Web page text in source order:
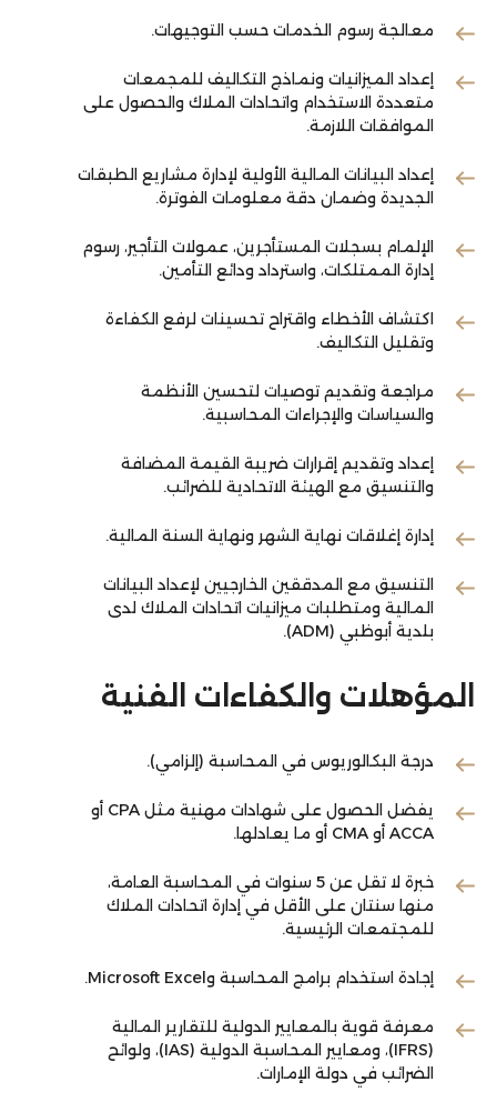
معالجة رسوم الخدمات حسب التوجيهات.
إعداد الميزانيات ونماذج التكاليف للمجمعات
متعددة الاستخدام واتحادات الملاك والحصول على
الموافقات اللازمة.
إعداد البيانات المالية الأولية لإدارة مشاريع الطبقات
الجديدة وضمان دقة معلومات الفوترة.
الإلمام بسجلات المستأجرين، عمولات التأجير، رسوم
إدارة الممتلكات، واسترداد ودائع التأمين.
اكتشاف الأخطاء واقتراح تحسينات لرفع الكفاءة
وتقليل التكاليف.
مراجعة وتقديم توصيات لتحسين الأنظمة
والسياسات والإجراءات المحاسبية.
إعداد وتقديم إقرارات ضريبة القيمة المضافة
والتنسيق مع الهيئة الاتحادية للضرائب.
إدارة إغلاقات نهاية الشهر ونهاية السنة المالية.
التنسيق مع المدققين الخارجيين لإعداد البيانات
المالية ومتطلبات ميزانيات اتحادات الملاك لدى
بلدية أبوظبي (ADM).
المؤهلات والكفاءات الفنية
درجة البكالوريوس في المحاسبة (إلزامي).
يفضل الحصول على شهادات مهنية مثل CPA أو
ACCA أو CMA أو ما يعادلها.
خبرة لا تقل عن 5 سنوات في المحاسبة العامة،
منها سنتان على الأقل في إدارة اتحادات الملاك
للمجتمعات الرئيسية.
إجادة استخدام برامج المحاسبة وMicrosoft Excel.
معرفة قوية بالمعايير الدولية للتقارير المالية
(IFRS)، ومعايير المحاسبة الدولية (IAS)، ولوائح
الضرائب في دولة الإمارات.